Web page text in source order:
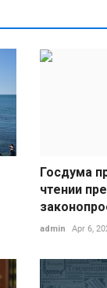
Госдума
чтении
admin Apr 6,
в копеечку
на